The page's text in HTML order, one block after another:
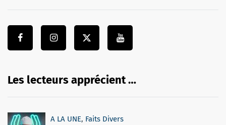
Les lecteurs apprécient …
A LA UNE, Faits Divers